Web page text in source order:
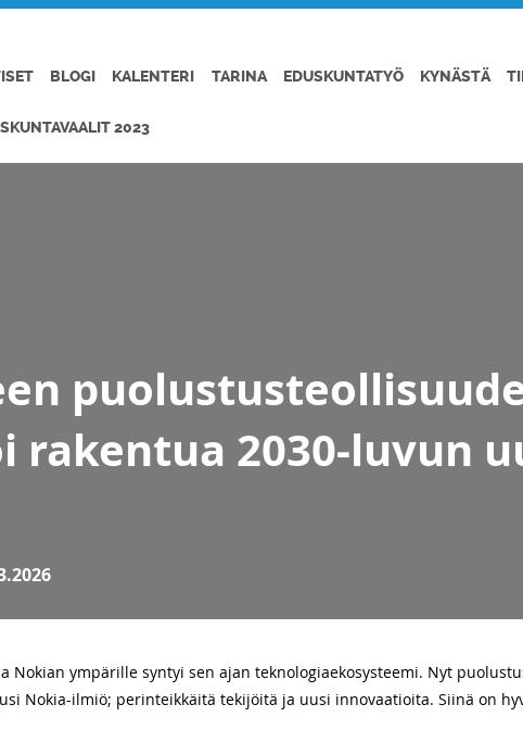
BLOGI KALENTERI TARINA EDUSKUNTATYÖ KYNÄSTÄ
2023
rakentua 2030-luvun
Nokian ympärille syntyi sen ajan teknologiaekosysteemi. Nyt
Nokia-ilmiö; perinteikkäitä tekijöitä ja uusi innovaatioita. Siinä on